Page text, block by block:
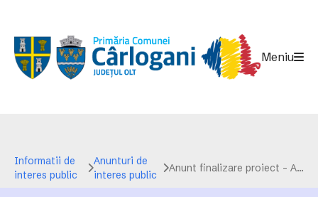
Meniu
Informatii de
interes public
Anunturi de
interes public
Anunt finalizare proiect - Achizitia de echipamente din domeniul tehnologiei - IT mobile, tablete, echipamente si dispozitive necesare activitatii didactice - afisat in data de 15.07.2022